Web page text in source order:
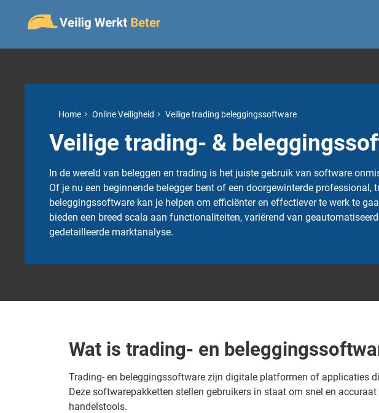
Home Online Veiligheid Veilige trading beleggingssoftware
Veilige trading- &
In de wereld van beleggen en trading is het juiste gebruik van software
Of je nu een beginnende belegger bent of een doorgewinterde professional,
beleggingssoftware kan je helpen om efficiënter en effectiever te werk te
bieden een breed scala aan functionaliteiten, variërend van
gedetailleerde marktanalyse.
Wat is trading- en
Trading- en beleggingssoftware zijn digitale platformen of applicaties
Deze softwarepakketten stellen gebruikers in staat om snel en
handelstools.